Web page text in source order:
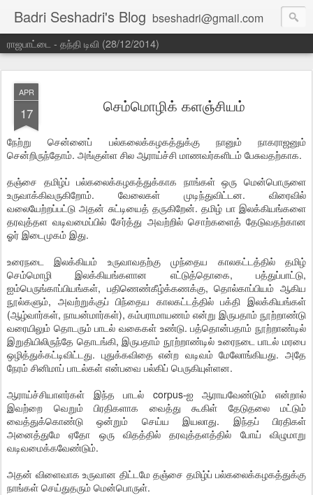
Badri Seshadri's Blog bseshadri@gmail.com
ராஜபாட்டை - தந்தி டிவி (28/12/2014)
APR
17 செம்மொழிக் களஞ்சியம்
நேற்று சென்னைப் பல்கலைக்கழகத்துக்கு நானும் நாகராஜனும்
சென்றிருந்தோம். அங்குள்ள சில ஆராய்ச்சி மாணவர்களிடம் பேசுவதற்காக.
தஞ்சை தமிழ்ப் பல்கலைக்கழகத்துக்காக நாங்கள் ஒரு மென்பொருளை
உருவாக்கிவருகிறோம். வேலைகள் முடிந்துவிட்டன. விரைவில்
வலையேற்றப்பட்டு அதன் சுட்டியைத் தருகிறேன். தமிழ் பா இலக்கியங்களை
தரவுத்தள வடிவமைப்பில் சேர்த்து அவற்றில் சொற்களைத் தேடுவதற்கான
ஓர் இடைமுகம் இது.
உரைநடை இலக்கியம் உருவாவதற்கு முந்தைய காலகட்டத்தில் தமிழ்
செம்மொழி இலக்கியங்களான எட்டுத்தொகை, பத்துப்பாட்டு,
ஐம்பெருங்காப்பியங்கள், பதிணெண்கீழ்க்கணக்கு, தொல்காப்பியம் ஆகிய
நூல்களும், அவற்றுக்குப் பிந்தைய காலகட்டத்தில் பக்தி இலக்கியங்கள்
(ஆழ்வார்கள், நாயன்மார்கள்), கம்பராமாயணம் என்று இருபதாம் நூற்றாண்டு
வரையிலும் தொடரும் பாடல் வகைகள் உண்டு. பத்தொன்பதாம் நூற்றாண்டில்
இறுதியிலிருந்தே தொடங்கி, இருபதாம் நூற்றாண்டில் உரைநடை பாடல் மரபை
ஒழித்துக்கட்டிவிட்டது. புதுக்கவிதை என்ற வடிவம் மேலோங்கியது. அதே
நேரம் சினிமாப் பாடல்கள் என்பவை பல்கிப் பெருகியுள்ளன.
ஆராய்ச்சியாளர்கள் இந்த பாடல் corpus-ஐ ஆராயவேண்டும் என்றால்
இவற்றை வெறும் பிரதிகளாக வைத்து கூகிள் தேடுதலை மட்டும்
வைத்துக்கொண்டு ஒன்றும் செய்ய இயலாது. இந்தப் பிரதிகள்
அனைத்துமே ஏதோ ஒரு விதத்தில் தரவுத்தளத்தில் போய் விழுமாறு
வடிவமைக்கவேண்டும்.
அதன் விளைவாக உருவான திட்டமே தஞ்சை தமிழ்ப் பல்கலைக்கழகத்துக்கு
நாங்கள் செய்துதரும் மென்பொருள்.